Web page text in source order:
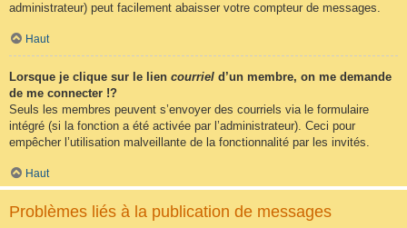
administrateur) peut facilement abaisser votre compteur de messages.
Haut
Lorsque je clique sur le lien courriel d’un membre, on me demande
de me connecter !?
Seuls les membres peuvent s’envoyer des courriels via le formulaire
intégré (si la fonction a été activée par l’administrateur). Ceci pour
empêcher l’utilisation malveillante de la fonctionnalité par les invités.
Haut
Problèmes liés à la publication de messages